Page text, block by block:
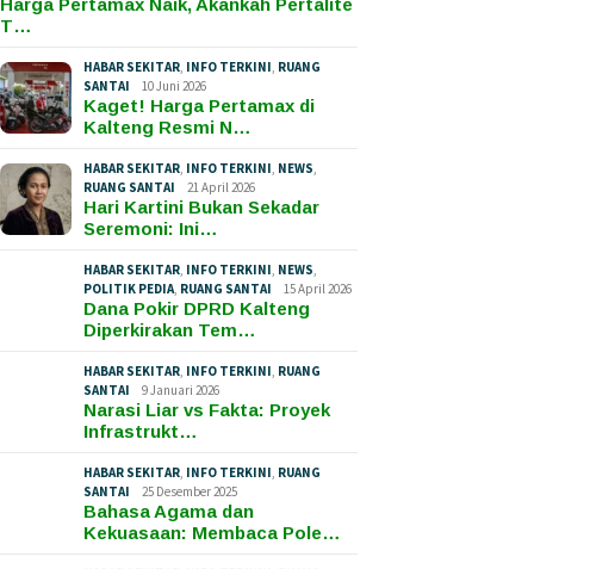
T…
HABAR SEKITAR INFO TERKINI RUANG
SANTAI
10 Juni 2026
Kaget! Harga Pertamax di
Kalteng Resmi N…
HABAR SEKITAR INFO TERKINI NEWS
RUANG SANTAI
21 April 2026
Hari Kartini Bukan Sekadar
Seremoni: Ini…
HABAR SEKITAR INFO TERKINI NEWS
POLITIK PEDIA RUANG SANTAI 15 April 2026
Dana Pokir DPRD Kalteng
Diperkirakan Tem…
HABAR SEKITAR INFO TERKINI RUANG
SANTAI
9 Januari 2026
Narasi Liar vs Fakta: Proyek
Infrastrukt…
HABAR SEKITAR INFO TERKINI RUANG
SANTAI
25 Desember 2025
Bahasa Agama dan
Kekuasaan: Membaca Pole…